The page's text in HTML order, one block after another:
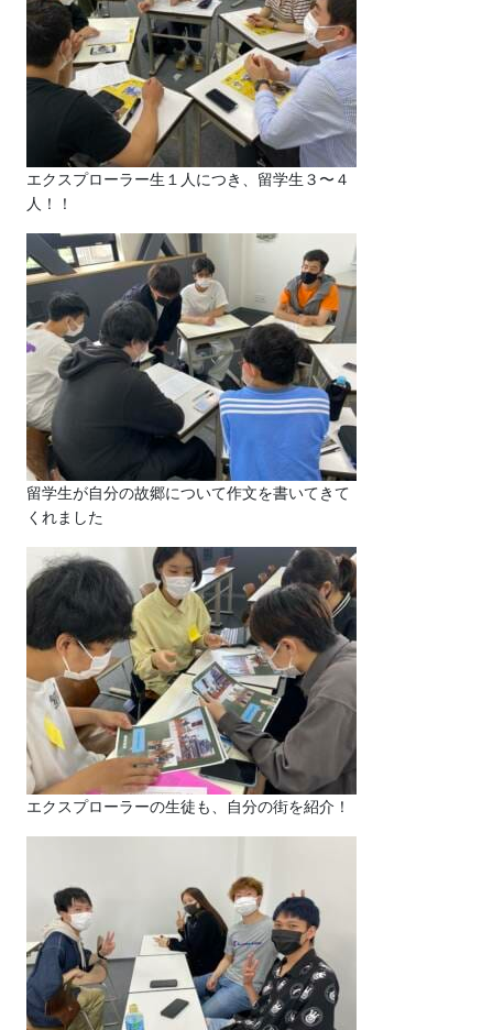
エクスプローラー生１人につき、留学生３〜４
人！！
留学生が自分の故郷について作文を書いてきて
くれました
エクスプローラーの生徒も、自分の街を紹介！